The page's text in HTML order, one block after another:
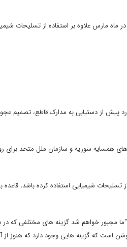
مارس علاوه بر استفاده از تسلیحات
پیش از دستیابی به مدارک قاطع، تصمیم
همسایه سوریه و سازمان ملل متحد
تسلیحات شیمیایی استفاده کرده باشد،
خواهم شد گزینه های مختلفی که در
است که گزینه هایی وجود دارد که هنوز از